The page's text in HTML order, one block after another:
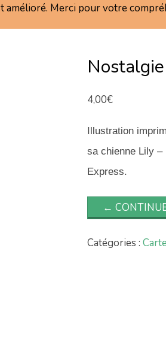
amélioré. Merci pour votre
4,00€
Illustration
sa chienne Lily
Express.
←
Catégories :